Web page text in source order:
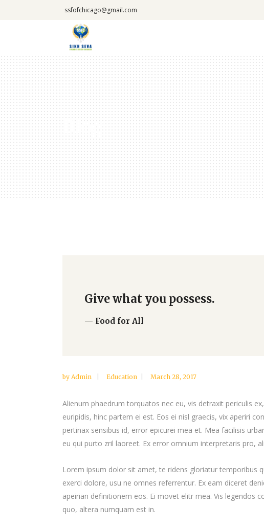
ssfofchicago@gmail.com
Give what you possess.
— Food for All
by Admin Education March 28, 2017
Alienum phaedrum torquatos nec eu, vis detraxit periculis
euripidis, hinc partem ei est. Eos ei nisl graecis, vix aperiri
pertinax sensibus id, error epicurei mea et. Mea facilisis
eu qui purto zril laoreet. Ex error omnium interpretaris pro,
Lorem ipsum dolor sit amet, te ridens gloriatur temporibus
exerci dolore, usu ne omnes referrentur. Ex eam diceret
apeirian definitionem eos. Ei movet elitr mea. Vis legendos
quo, altera numquam est in.